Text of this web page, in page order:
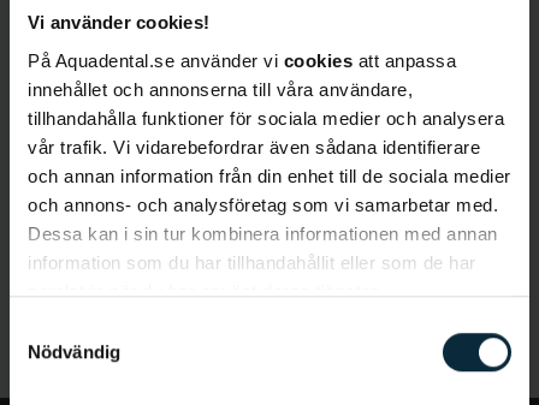
Vi använder cookies!
På Aquadental.se använder vi cookies att anpassa
innehållet och annonserna till våra användare,
tillhandahålla funktioner för sociala medier och analysera
vår trafik. Vi vidarebefordrar även sådana identifierare
och annan information från din enhet till de sociala medier
och annons- och analysföretag som vi samarbetar med.
Dessa kan i sin tur kombinera informationen med annan
information som du har tillhandahållit eller som de har
samlat in när du har använt deras tjänster.
Nödvändig